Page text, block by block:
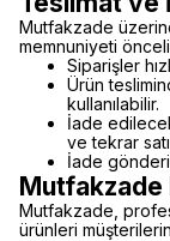
Mutfakzade
memnuniyeti
Siparişler
Ürün
kullanılabilir.
İade
ve tekrar
İade
Mutfakzade
Mutfakzade,
ürünleri